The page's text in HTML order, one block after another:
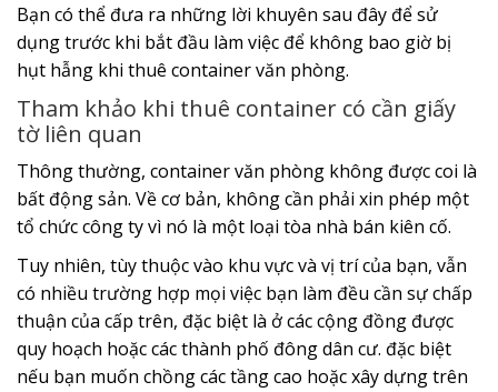
Bạn có thể đưa ra những lời khuyên sau đây để sử
dụng trước khi bắt đầu làm việc để không bao giờ bị
hụt hẫng khi thuê container văn phòng.
Tham khảo khi thuê container có cần giấy
tờ liên quan
Thông thường, container văn phòng không được coi là
bất động sản. Về cơ bản, không cần phải xin phép một
tổ chức công ty vì nó là một loại tòa nhà bán kiên cố.
Tuy nhiên, tùy thuộc vào khu vực và vị trí của bạn, vẫn
có nhiều trường hợp mọi việc bạn làm đều cần sự chấp
thuận của cấp trên, đặc biệt là ở các cộng đồng được
quy hoạch hoặc các thành phố đông dân cư. đặc biệt
nếu bạn muốn chồng các tầng cao hoặc xây dựng trên